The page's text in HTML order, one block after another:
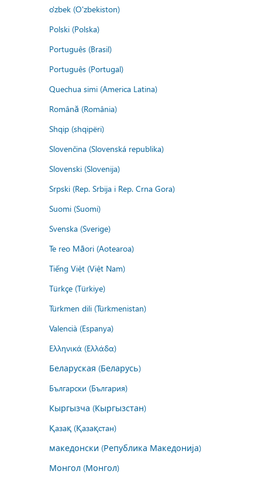
o'zbek (O'zbekiston)
Polski (Polska)
Português (Brasil)
Português (Portugal)
Quechua simi (America Latina)
Română (România)
Shqip (shqipëri)
Slovenčina (Slovenská republika)
Slovenski (Slovenija)
Srpski (Rep. Srbija i Rep. Crna Gora)
Suomi (Suomi)
Svenska (Sverige)
Te reo Māori (Aotearoa)
Tiếng Việt (Việt Nam)
Türkçe (Türkiye)
Türkmen dili (Türkmenistan)
Valencià (Espanya)
Ελληνικά (Ελλάδα)
Беларуская (Беларусь)
Български (България)
Кыргызча (Кыргызстан)
Қазақ (Қазақстан)
македонски (Република Македонија)
Монгол (Монгол)